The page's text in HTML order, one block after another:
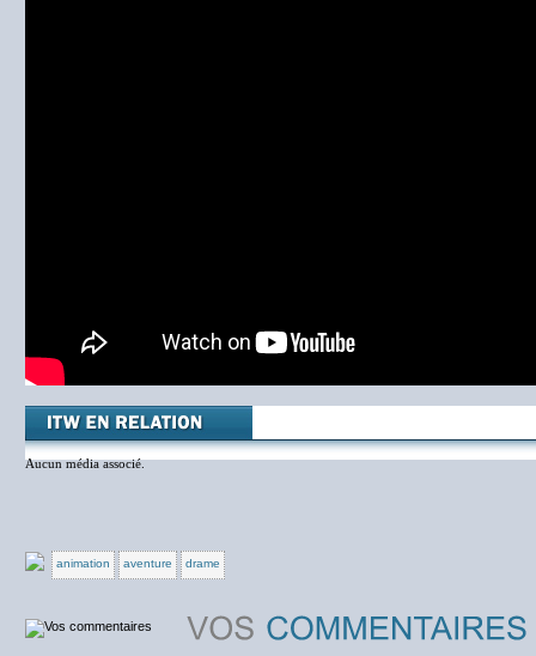
Aucun média associé.
animation aventure drame